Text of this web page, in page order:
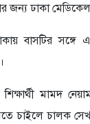
ঢাকা
বাসটির সঙ্গে
শিক্ষার্থী মামদ
চাইলে চালক